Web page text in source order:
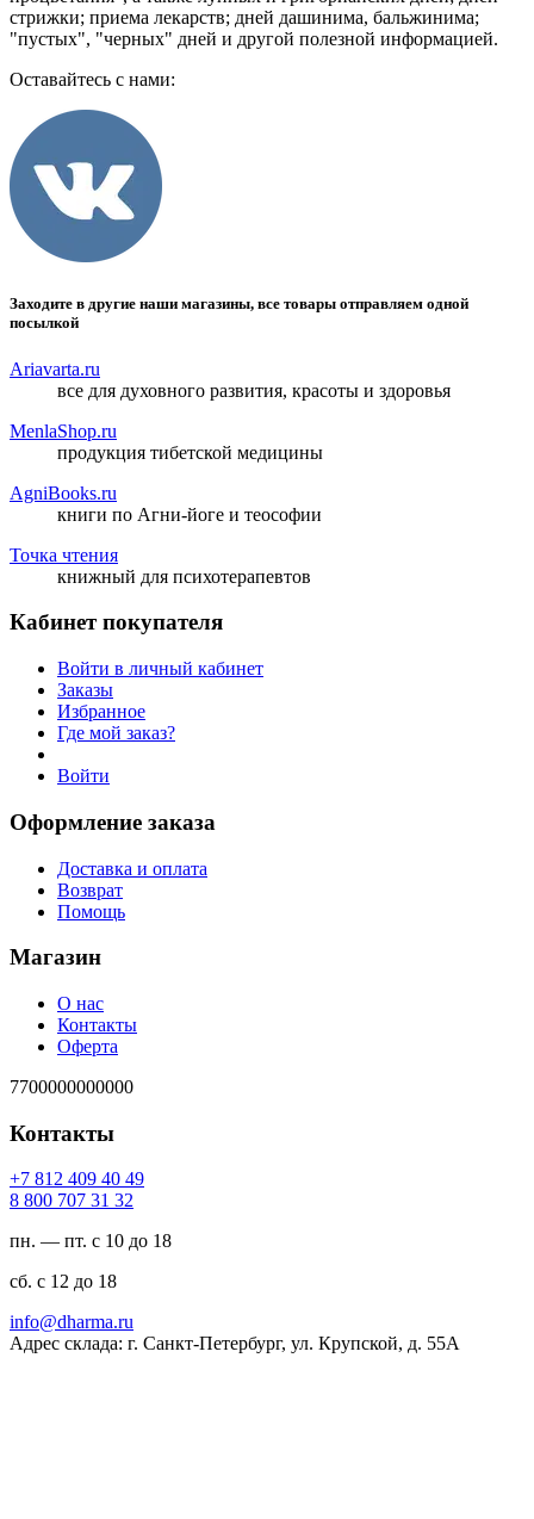
стрижки; приема лекарств; дней дашинима, бальжинима;
"пустых", "черных" дней и другой полезной информацией.
Оставайтесь с нами:
Заходите в другие наши магазины, все товары отправляем одной
посылкой
Ariavarta.ru
все для духовного развития, красоты и здоровья
MenlaShop.ru
продукция тибетской медицины
AgniBooks.ru
книги по Агни-йоге и теософии
Точка чтения
книжный для психотерапевтов
Кабинет покупателя
Войти в личный кабинет
Заказы
Избранное
Где мой заказ?
Войти
Оформление заказа
Доставка и оплата
Возврат
Помощь
Магазин
О нас
Контакты
Оферта
7700000000000
Контакты
94 04 904 218 7+
23 13 707 008 8
пн. — пт. с 10 до 18
сб. с 12 до 18
ur.amrahd@ofni
Адрес склада: г. Санкт-Петербург, ул. Крупской, д. 55А